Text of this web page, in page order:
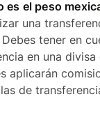
es el peso
una
tener en
en una
aplicarán
de